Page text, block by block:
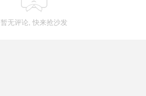
暂无评论, 快来抢沙发